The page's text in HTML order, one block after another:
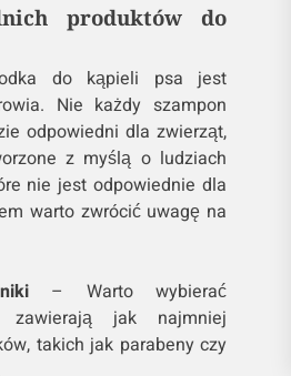
produktów do
do kąpieli psa jest
Nie każdy szampon
odpowiedni dla zwierząt,
z myślą o ludziach
nie jest odpowiednie dla
warto zwrócić uwagę na
– Warto wybierać
zawierają jak najmniej
takich jak parabeny czy